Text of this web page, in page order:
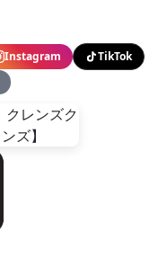
Instagram
TikTok